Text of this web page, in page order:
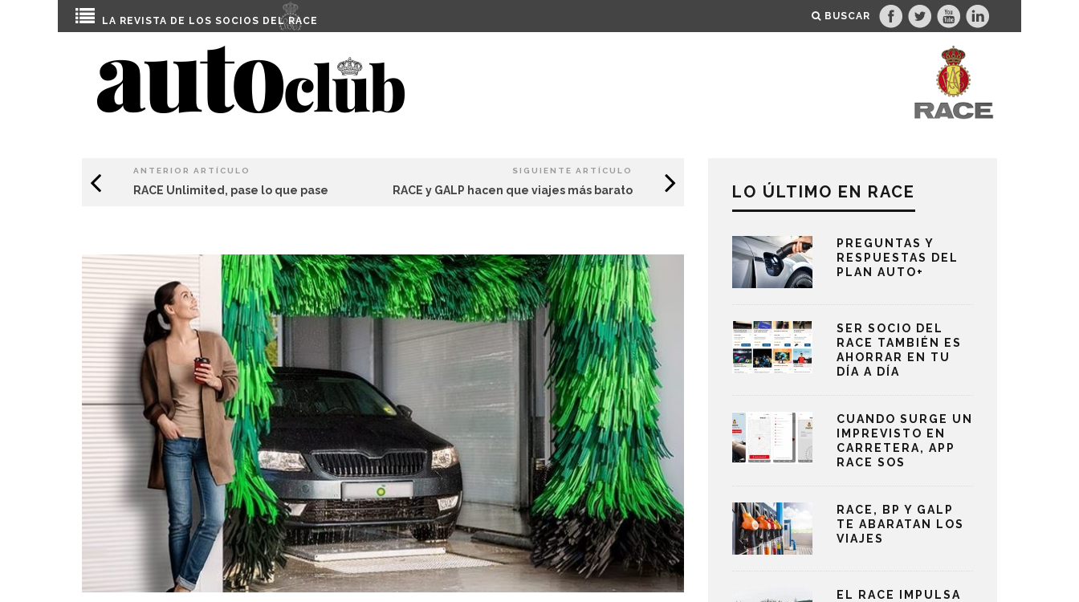
LA REVISTA DE LOS SOCIOS DEL RACE BUSCAR
ANTERIOR ARTÍCULO
RACE Unlimited, pase lo que pase
SIGUIENTE ARTÍCULO
RACE y GALP hacen que viajes más barato LO ÚLTIMO EN RACE
PREGUNTAS Y
RESPUESTAS DEL
PLAN AUTO+
SER SOCIO DEL
RACE TAMBIÉN ES
AHORRAR EN TU
DÍA A DÍA
CUANDO SURGE UN
IMPREVISTO EN
CARRETERA, APP
RACE SOS
RACE, BP Y GALP
TE ABARATAN LOS
VIAJES
EL RACE IMPULSA